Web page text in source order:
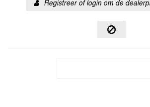
Registreer of login om de